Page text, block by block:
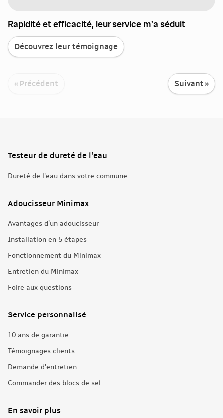
Rapidité et efficacité, leur service m'a séduit
Découvrez leur témoignage
« Précédent Suivant »
Testeur de dureté de l'eau
Dureté de l'eau dans votre commune
Adoucisseur Minimax
Avantages d'un adoucisseur
Installation en 5 étapes
Fonctionnement du Minimax
Entretien du Minimax
Foire aux questions
Service personnalisé
10 ans de garantie
Témoignages clients
Demande d'entretien
Commander des blocs de sel
En savoir plus